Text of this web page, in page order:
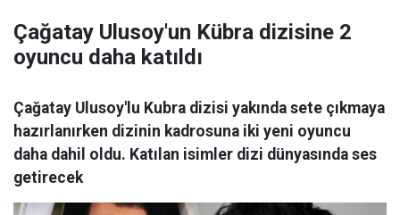
Çağatay Ulusoy'un Kübra dizisine 2
oyuncu daha katıldı
Çağatay Ulusoy'lu Kubra dizisi yakında sete çıkmaya
hazırlanırken dizinin kadrosuna iki yeni oyuncu
daha dahil oldu. Katılan isimler dizi dünyasında ses
getirecek